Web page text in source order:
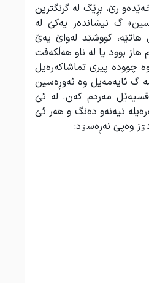
رێ، بڕێگ لە گرنگترین
گ نیشاندەر یەکێ لە
کووشێد لەواێ یەێ
بوود یا لە ناو هەڵکەفت
چوودە پیری تماشاکەرەیل
گ ئایەمەیل وە ئەوڕەسین
قسیەێل مەردم کەن. لە ئێ
تیەنەو دەنگ و هەر ئێ
وەپێ نەڕەسۊد: